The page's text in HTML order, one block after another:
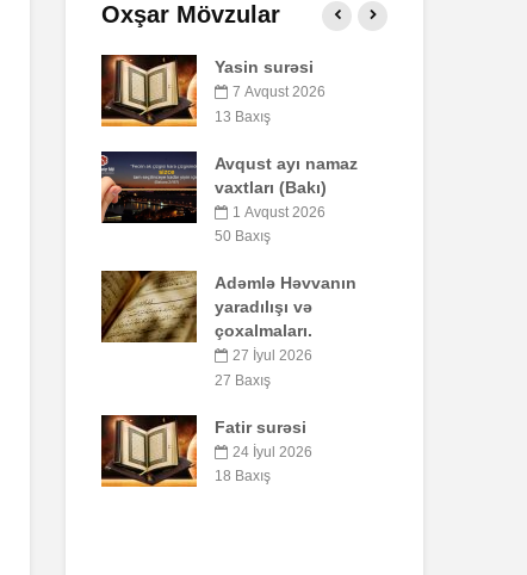
Oxşar Mövzular
Qeyri-müsəlmanı
öldürən bir
müsəlmana qisas
edilərmi?
17 İyul 2026
30 Baxış
10 İyul 2026
41 Baxış
Faiz nədir?
7 İyul 2026
AŞURA BARƏDƏ
26 İyun 2026